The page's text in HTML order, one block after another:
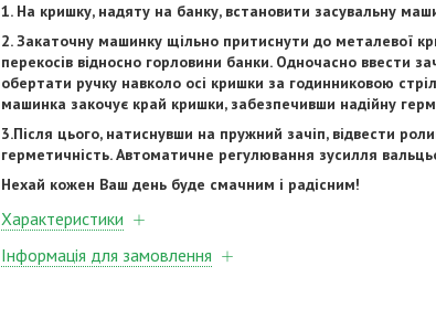
1. На кришку, надяту на банку, встановити засувальну
2. Закаточну машинку щільно притиснути до металевої
перекосів відносно горловини банки. Одночасно ввести
обертати ручку навколо осі кришки за годинниковою
машинка закочує край кришки, забезпечивши надійну
3.Після цього, натиснувши на пружний зачіп, відвести
герметичність. Автоматичне регулювання зусилля
Нехай кожен Ваш день буде смачним і радісним!
Характеристики
Інформація для замовлення